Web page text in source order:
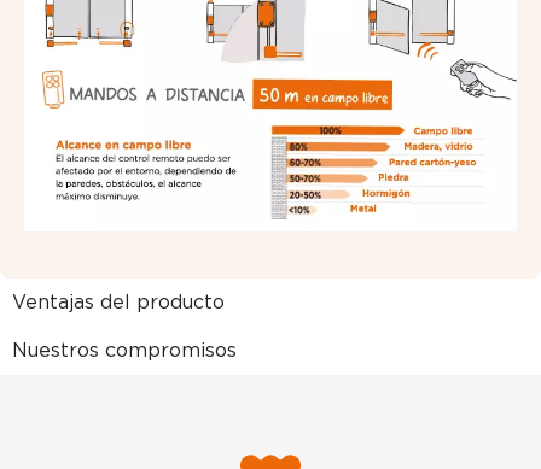
Ventajas del producto
Nuestros compromisos